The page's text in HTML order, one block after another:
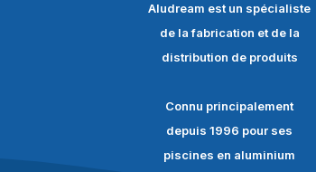
Aludream est un spécialiste
de la fabrication et de la
distribution de produits
Connu principalement
depuis 1996 pour ses
piscines en aluminium